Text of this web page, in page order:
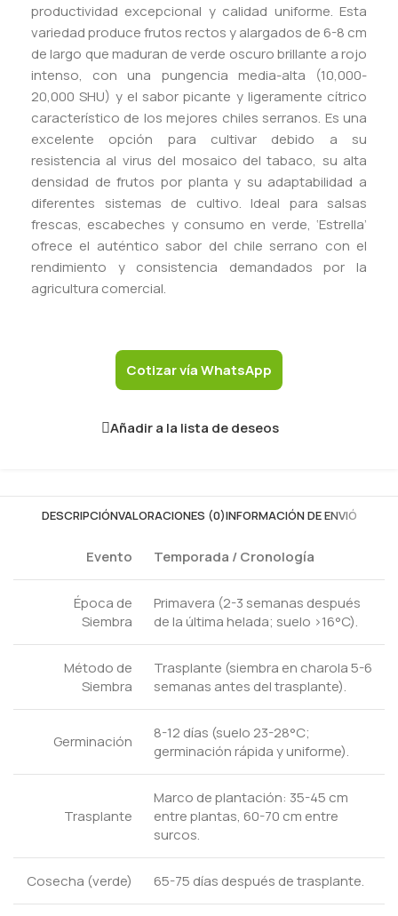
productividad excepcional y calidad uniforme. Esta
variedad produce frutos rectos y alargados de 6-8 cm
de largo que maduran de verde oscuro brillante a rojo
intenso, con una pungencia media-alta (10,000-
20,000 SHU) y el sabor picante y ligeramente cítrico
característico de los mejores chiles serranos. Es una
excelente opción para cultivar debido a su
resistencia al virus del mosaico del tabaco, su alta
densidad de frutos por planta y su adaptabilidad a
diferentes sistemas de cultivo. Ideal para salsas
frescas, escabeches y consumo en verde, ‘Estrella’
ofrece el auténtico sabor del chile serrano con el
rendimiento y consistencia demandados por la
agricultura comercial.
Cotizar vía WhatsApp
Añadir a la lista de deseos
DESCRIPCIÓNVALORACIONES (0)INFORMACIÓN DE ENVIÓ
Evento Temporada / Cronología
Época de
Siembra
Primavera (2-3 semanas después
de la última helada; suelo >16°C).
Método de
Siembra
Trasplante (siembra en charola 5-6
semanas antes del trasplante).
Germinación
8-12 días (suelo 23-28°C;
germinación rápida y uniforme).
Trasplante
Marco de plantación: 35-45 cm
entre plantas, 60-70 cm entre
surcos.
Cosecha (verde) 65-75 días después de trasplante.